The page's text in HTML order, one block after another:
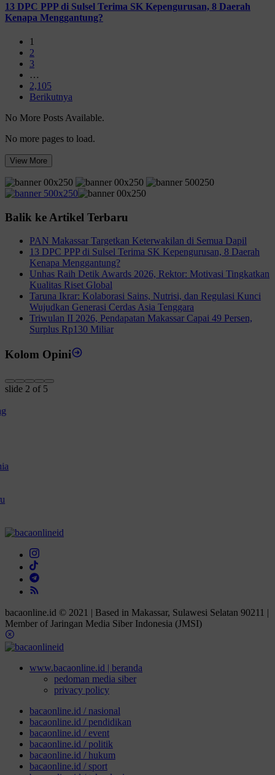
13 DPC PPP di Sulsel Terima SK Kepengurusan, 8 Daerah
Kenapa Menggantung?
1
2
3
…
2,105
Berikutnya
No More Posts Available.
No more pages to load.
View More
Balik ke Artikel Terbaru
PAN Makassar Targetkan Keterwakilan di Semua Dapil
13 DPC PPP di Sulsel Terima SK Kepengurusan, 8 Daerah
Kenapa Menggantung?
Unhas Raih Detik Awards 2026, Rektor: Motivasi Tingkatkan
Kualitas Riset Global
Taruna Ikrar: Kolaborasi Sains, Nutrisi, dan Regulasi Kunci
Wujudkan Generasi Cerdas Asia Tenggara
Triwulan II 2026, Pendapatan Makassar Capai 49 Persen,
Surplus Rp130 Miliar
Kolom Opini
slide 2 of 5
bacaonline.id © 2021 | Based in Makassar, Sulawesi Selatan 90211 |
Member of Jaringan Media Siber Indonesia (JMSI)
www.bacaonline.id | beranda
pedoman media siber
privacy policy
bacaonline.id / nasional
bacaonline.id / pendidikan
bacaonline.id / event
bacaonline.id / politik
bacaonline.id / hukum
bacaonline.id / sport